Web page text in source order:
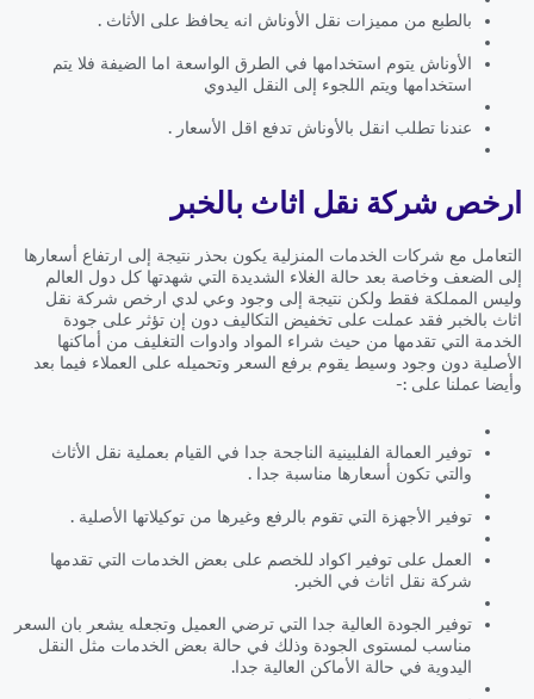
بالطبع من مميزات نقل الأوناش انه يحافظ على الأثاث .
الأوناش يتوم استخدامها في الطرق الواسعة اما الضيفة فلا يتم
استخدامها ويتم اللجوء إلى النقل اليدوي
عندنا تطلب انقل بالأوناش تدفع اقل الأسعار .
ارخص شركة نقل اثاث بالخبر
التعامل مع شركات الخدمات المنزلية يكون بحذر نتيجة إلى ارتفاع أسعارها
إلى الضعف وخاصة بعد حالة الغلاء الشديدة التي شهدتها كل دول العالم
وليس المملكة فقط ولكن نتيجة إلى وجود وعي لدي ارخص شركة نقل
اثاث بالخبر فقد عملت على تخفيض التكاليف دون إن تؤثر على جودة
الخدمة التي تقدمها من حيث شراء المواد وادوات التغليف من أماكنها
الأصلية دون وجود وسيط يقوم برفع السعر وتحميله على العملاء فيما بعد
وأيضا عملنا على :-
توفير العمالة الفلبينية الناجحة جدا في القيام بعملية نقل الأثاث
والتي تكون أسعارها مناسبة جدا .
توفير الأجهزة التي تقوم بالرفع وغيرها من توكيلاتها الأصلية .
العمل على توفير اكواد للخصم على بعض الخدمات التي تقدمها
شركة نقل اثاث في الخبر.
توفير الجودة العالية جدا التي ترضي العميل وتجعله يشعر بان السعر
مناسب لمستوى الجودة وذلك في حالة بعض الخدمات مثل النقل
اليدوية في حالة الأماكن العالية جدا.